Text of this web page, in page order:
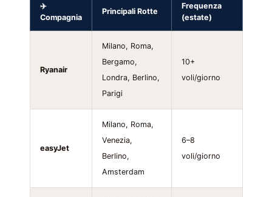
✈️
Compagnia
Principali Rotte
Frequenza
(estate)
Ryanair
Milano, Roma,
Bergamo,
Londra, Berlino,
Parigi
10+
voli/giorno
easyJet
Milano, Roma,
Venezia,
Berlino,
Amsterdam
6–8
voli/giorno